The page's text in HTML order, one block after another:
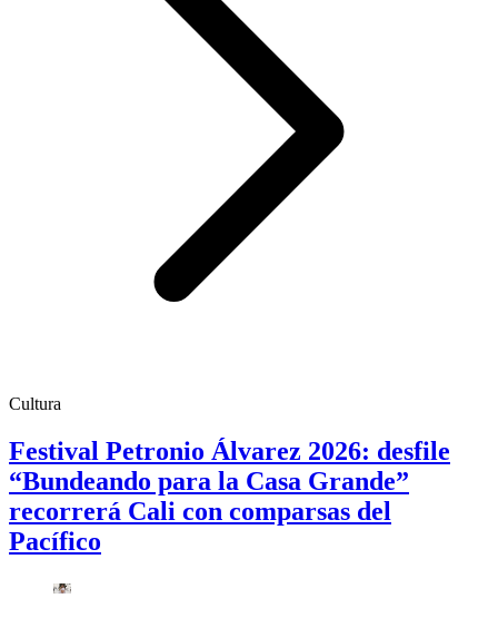
Cultura
Festival Petronio Álvarez 2026: desfile
“Bundeando para la Casa Grande”
recorrerá Cali con comparsas del
Pacífico